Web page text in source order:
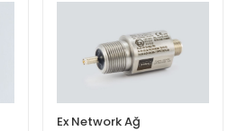
Ex Network Ağ